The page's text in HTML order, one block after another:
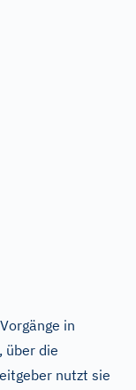
in
über die
nutzt sie